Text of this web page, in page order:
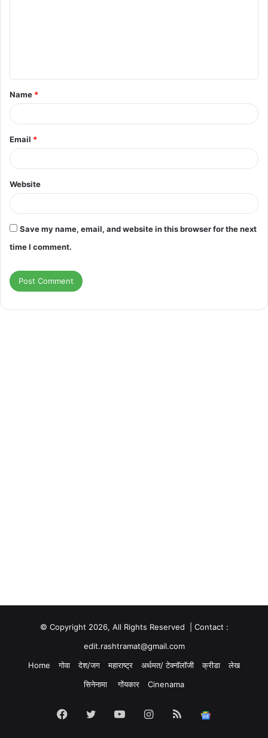
t
*
Name *
Email *
Website
Save my name, email, and website in this browser for the next
time I comment.
© Copyright 2026, All Rights Reserved | Contact :
edit.rashtramat@gmail.com
Home
गोवा देश/जग महाराष्ट्र अर्थमत/ टेक्नॉलॉजी क्रीडा
लेख
सिनेनामा
गोंयकार Cinenama
Facebook
TwitterYouTubeInstagram
RSS